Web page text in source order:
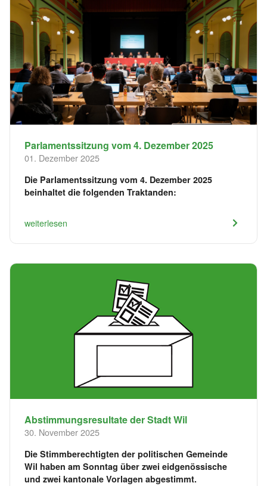
Parlamentssitzung vom 4. Dezember 2025
01. Dezember 2025
Die Parlamentssitzung vom 4. Dezember 2025
beinhaltet die folgenden Traktanden:
weiterlesen
Abstimmungsresultate der Stadt Wil
30. November 2025
Die Stimmberechtigten der politischen Gemeinde
Wil haben am Sonntag über zwei eidgenössische
und zwei kantonale Vorlagen abgestimmt.